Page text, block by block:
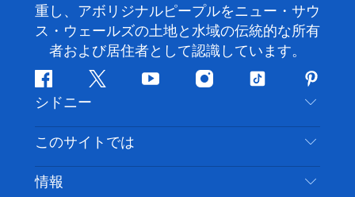
重し、アボリジナルピープルをニュー・サウ
ス・ウェールズの土地と水域の伝統的な所有
者および居住者として認識しています。
フ
ェ
イ
ス
ブ
ッ
ツ
ッ
タ
ー
ユ
チ
ー
イ
ス
グ
テ
ッ
ト
ピ
ン
タ
レ
ス
ト
シドニー
お問い合わせ
免責事項
このサイトでは
目的地
情報